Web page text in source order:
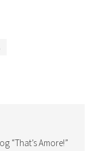
“That’s Amore!”